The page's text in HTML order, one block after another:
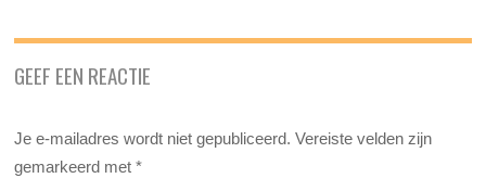
GEEF EEN REACTIE
Je e-mailadres wordt niet gepubliceerd. Vereiste velden zijn
gemarkeerd met*